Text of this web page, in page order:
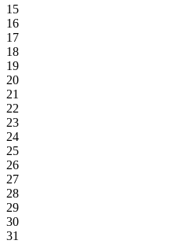
15
16
17
18
19
20
21
22
23
24
25
26
27
28
29
30
31